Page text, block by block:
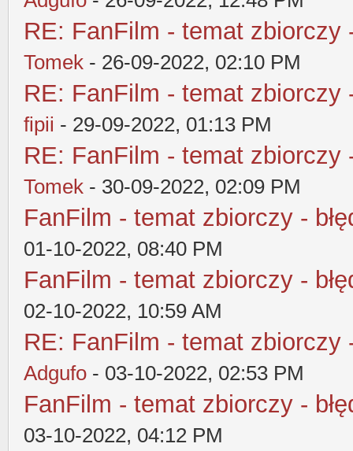
RE: FanFilm - temat zbiorczy
Tomek - 26-09-2022, 02:10 PM
RE: FanFilm - temat zbiorczy
fipii - 29-09-2022, 01:13 PM
RE: FanFilm - temat zbiorczy
Tomek - 30-09-2022, 02:09 PM
FanFilm - temat zbiorczy -
01-10-2022, 08:40 PM
FanFilm - temat zbiorczy -
02-10-2022, 10:59 AM
RE: FanFilm - temat zbiorczy
Adgufo - 03-10-2022, 02:53 PM
FanFilm - temat zbiorczy -
03-10-2022, 04:12 PM